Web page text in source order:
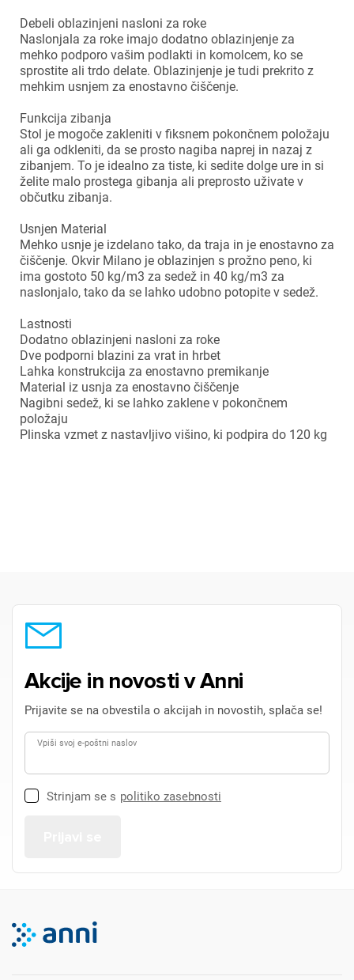
Debeli oblazinjeni nasloni za roke
Naslonjala za roke imajo dodatno oblazinjenje za
mehko podporo vašim podlakti in komolcem, ko se
sprostite ali trdo delate. Oblazinjenje je tudi prekrito z
mehkim usnjem za enostavno čiščenje.
Funkcija zibanja
Stol je mogoče zakleniti v fiksnem pokončnem položaju
ali ga odkleniti, da se prosto nagiba naprej in nazaj z
zibanjem. To je idealno za tiste, ki sedite dolge ure in si
želite malo prostega gibanja ali preprosto uživate v
občutku zibanja.
Usnjen Material
Mehko usnje je izdelano tako, da traja in je enostavno za
čiščenje. Okvir Milano je oblazinjen s prožno peno, ki
ima gostoto 50 kg/m3 za sedež in 40 kg/m3 za
naslonjalo, tako da se lahko udobno potopite v sedež.
Lastnosti
Dodatno oblazinjeni nasloni za roke
Dve podporni blazini za vrat in hrbet
Lahka konstrukcija za enostavno premikanje
Material iz usnja za enostavno čiščenje
Nagibni sedež, ki se lahko zaklene v pokončnem
položaju
Plinska vzmet z nastavljivo višino, ki podpira do 120 kg
Akcije in novosti v Anni
Prijavite se na obvestila o akcijah in novostih, splača se!
Vpiši svoj e-poštni naslov
Strinjam se s politiko zasebnosti
Prijava ×